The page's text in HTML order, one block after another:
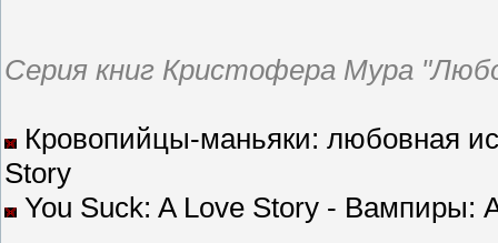
Серия книг Кристофера Мура
Кровопийцы-маньяки: любовная
Story
You Suck: A Love Story - Вампиры: